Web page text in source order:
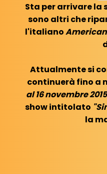
Sta per arrivare la
sono altri che
l'italiano
Attualmente si
continuerà fino a
al 16 novembre 2015
show intitolato
la